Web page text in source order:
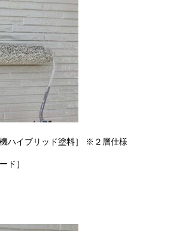
ハイブリッド塗料］ ※２層仕様
ド］